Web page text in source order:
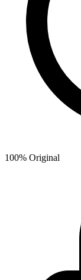
100% Original